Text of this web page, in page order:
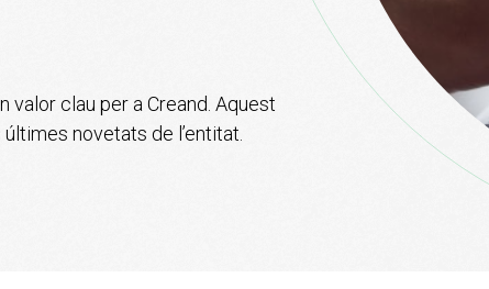
valor clau per a Creand. Aquest
novetats de l’entitat.